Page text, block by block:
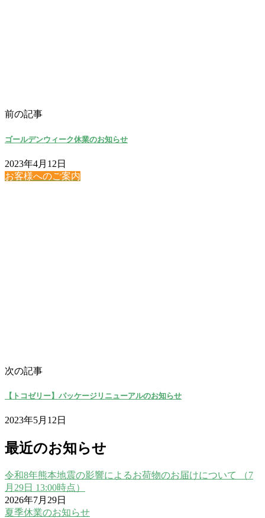
前の記事
ゴールデンウィーク休業のお知らせ
2023年4月12日
お客様へのご案内
次の記事
【トコゼリー】パッケージリニューアルのお知らせ
2023年5月12日
最近のお知らせ
令和8年熊本地震の影響によるお荷物のお届けについて （7
月29日 13:00時点）
2026年7月29日
夏季休業のお知らせ